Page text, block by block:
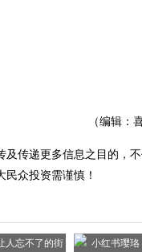
（编辑：
及传递更多信息之目的，
众投资需谨慎！